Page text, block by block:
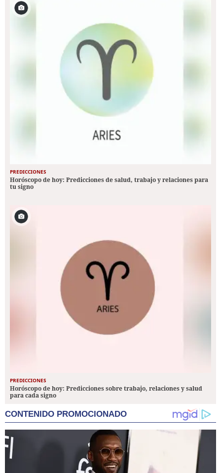
PREDICCIONES
Horóscopo de hoy: Predicciones de salud, trabajo y relaciones para
tu signo
PREDICCIONES
Horóscopo de hoy: Predicciones sobre trabajo, relaciones y salud
para cada signo
CONTENIDO PROMOCIONADO